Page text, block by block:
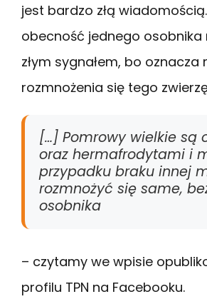
jest bardzo złą
obecność jednego osobnika
złym sygnałem, bo oznacza
rozmnożenia się tego
[…] Pomrowy wielkie są
oraz hermafrodytami i
przypadku braku innej
rozmnożyć się same,
osobnika
– czytamy we wpisie
profilu TPN na Facebooku.